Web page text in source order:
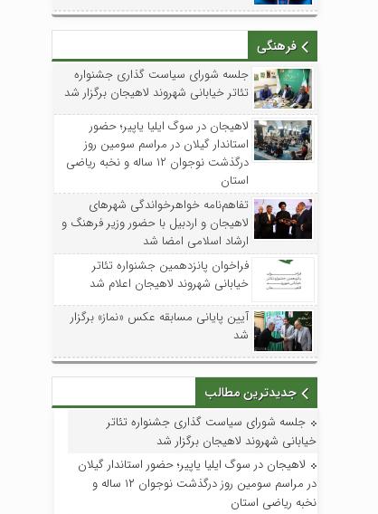
فرهنگی
جلسه شورای سیاست گذاری جشنواره
تئاتر خیابانی شهروند لاهیجان برگزار شد
لاهیجان در سوگ ایلیا یاپیر؛ حضور
استاندار گیلان در مراسم سومین روز
درگذشت نوجوان ۱۲ ساله و نخبه ریاضی
استان
تفاهم‌نامه خواهرخواندگی شهرهای
لاهیجان و اردبیل با حضور وزیر فرهنگ و
ارشاد اسلامی امضا شد
فراخوان پانزدهمین جشنواره تئاتر
خیابانی شهروند لاهیجان اعلام شد
آیین پایانی مسابقه عکس «نماز» برگزار
شد
جدیدترین مطالب
جلسه شورای سیاست گذاری جشنواره تئاتر
خیابانی شهروند لاهیجان برگزار شد
لاهیجان در سوگ ایلیا یاپیر؛ حضور استاندار گیلان
در مراسم سومین روز درگذشت نوجوان ۱۲ ساله و
نخبه ریاضی استان